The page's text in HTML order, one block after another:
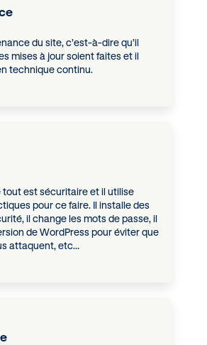
du site, c’est-à-dire qu’il
mises à jour soient faites et il
technique continu.
tout est sécuritaire et il utilise
pour ce faire. Il installe des
il change les mots de passe, il
de WordPress pour éviter que
attaquent, etc…